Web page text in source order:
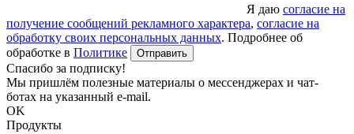
Я даю согласие на
получение сообщений рекламного характера, согласие на
обработку своих персональных данных. Подробнее об
обработке в Политике Отправить
Спасибо за подписку!
Мы пришлём полезные материалы о мессенджерах и чат-
ботах на указанный e-mail.
OK
Продукты